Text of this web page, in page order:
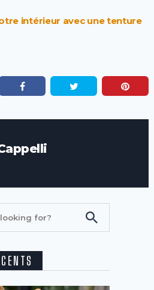
intérieur avec une tenture